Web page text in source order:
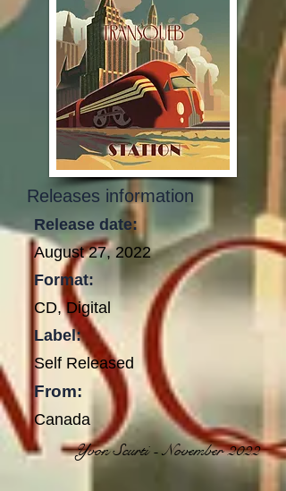
Releases information
Release date:
August 27, 2022
Format:
CD, Digital
Label:
Self Released
From:
Canada
Yvon Scurti - November 2022